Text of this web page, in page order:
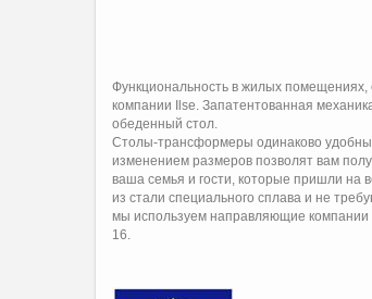
Функциональность в жилых
компании Ilse. Запатентованная
обеденный стол.
Столы-трансформеры одинаково
изменением размеров позволят вам
ваша семья и гости, которые пришли на
из стали специального сплава и не
мы используем направляющие компании
16.